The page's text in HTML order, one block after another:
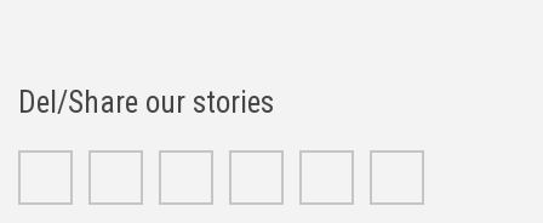
Del/Share our stories